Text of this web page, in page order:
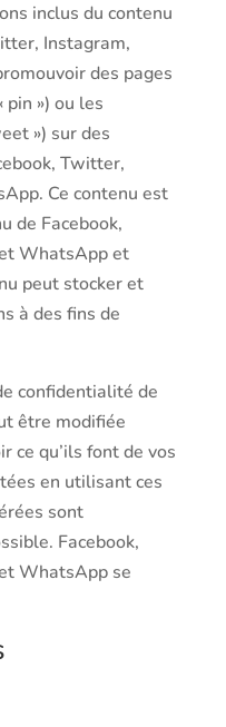
inclus du contenu
Instagram,
des pages
pin ») ou les
») sur des
Twitter,
Ce contenu est
de Facebook,
WhatsApp et
peut stocker et
à des fins de
confidentialité de
être modifiée
ce qu’ils font de vos
en utilisant ces
sont
Facebook,
WhatsApp se